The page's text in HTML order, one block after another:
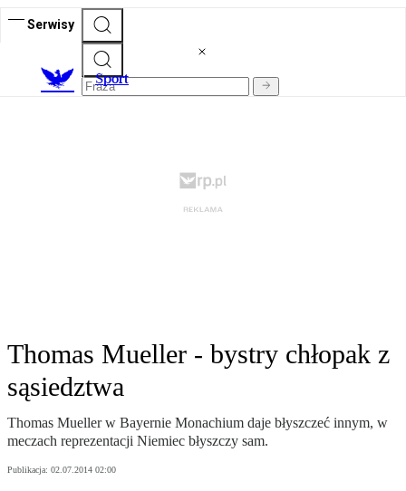
Serwisy
Sport
Thomas Mueller - bystry chłopak z
sąsiedztwa
Thomas Mueller w Bayernie Monachium daje błyszczeć innym, w
meczach reprezentacji Niemiec błyszczy sam.
Publikacja: 02.07.2014 02:00